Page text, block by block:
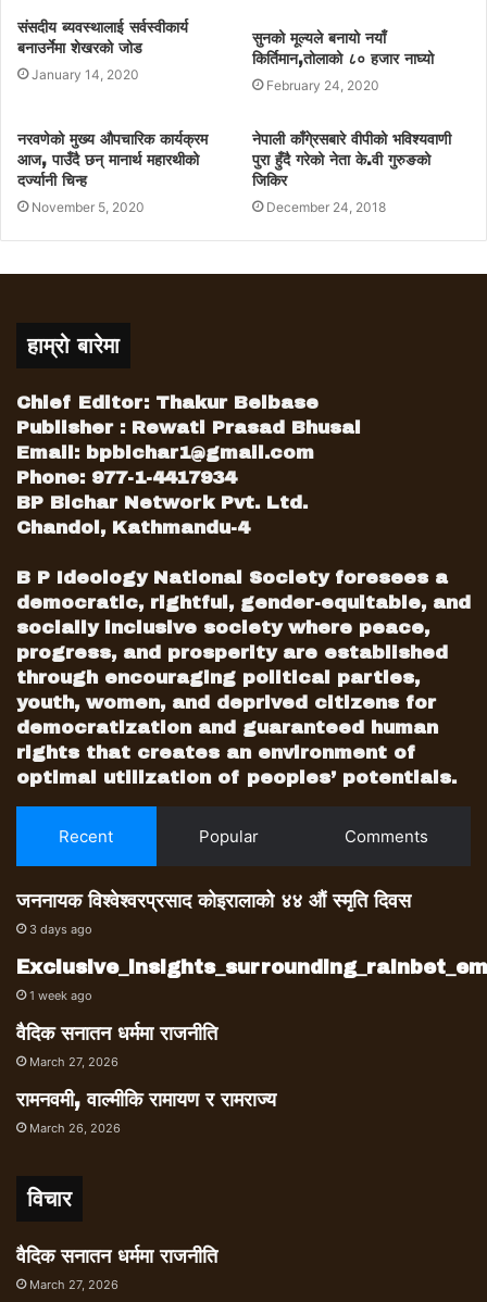
copied from desh sanchar
संसदीय ब्यवस्थालाई सर्वस्वीकार्य
बनाउर्नेमा शेखरको जोड
January 14, 2020
सुनको मूल्यले बनायो नयाँ
किर्तिमान,तोलाको ८० हजार नाघ्यो
February 24, 2020
नरवणेको मुख्य औपचारिक कार्यक्रम
आज, पाउँदै छन् मानार्थ महारथीको
दर्ज्यानी चिन्ह
November 5, 2020
नेपाली काँगे्रसबारे वीपीको भविश्यवाणी
पुरा हुँदै गरेको नेता के.वी गुरुङको
जिकिर
December 24, 2018
हाम्रो बारेमा
Chief Editor: Thakur Belbase
Publisher : Rewati Prasad Bhusal
Email: bpbichar1@gmail.com
Phone: 977-1-4417934
BP Bichar Network Pvt. Ltd.
Chandol, Kathmandu-4
B P Ideology National Society foresees a
democratic, rightful, gender-equitable, and
socially inclusive society where peace,
progress, and prosperity are established
through encouraging political parties,
youth, women, and deprived citizens for
democratization and guaranteed human
rights that creates an environment of
optimal utilization of peoples’ potentials.
Recent Popular Comments
जननायक विश्वेश्वरप्रसाद कोइरालाको ४४ औं स्मृति दिवस
3 days ago
1 week ago
वैदिक सनातन धर्ममा राजनीति
March 27, 2026
रामनवमी, वाल्मीकि रामायण र रामराज्य
March 26, 2026
विचार
वैदिक सनातन धर्ममा राजनीति
March 27, 2026